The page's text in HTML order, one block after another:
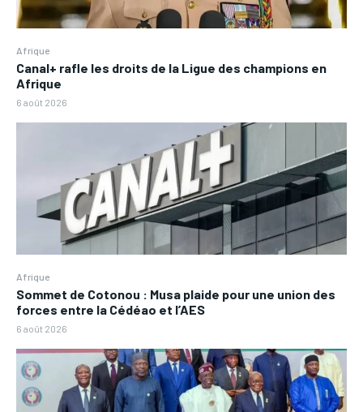
Afrique
Canal+ rafle les droits de la Ligue des champions en
Afrique
6 août 2026
Afrique
Sommet de Cotonou : Musa plaide pour une union des
forces entre la Cédéao et l’AES
6 août 2026